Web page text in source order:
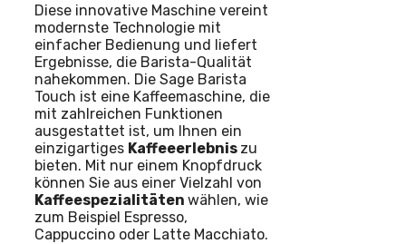
Diese innovative Maschine vereint
modernste Technologie mit
einfacher Bedienung und liefert
Ergebnisse, die Barista-Qualität
nahekommen. Die Sage Barista
Touch ist eine Kaffeemaschine, die
mit zahlreichen Funktionen
ausgestattet ist, um Ihnen ein
einzigartiges Kaffeeerlebnis zu
bieten. Mit nur einem Knopfdruck
können Sie aus einer Vielzahl von
Kaffeespezialitäten wählen, wie
zum Beispiel Espresso,
Cappuccino oder Latte Macchiato.